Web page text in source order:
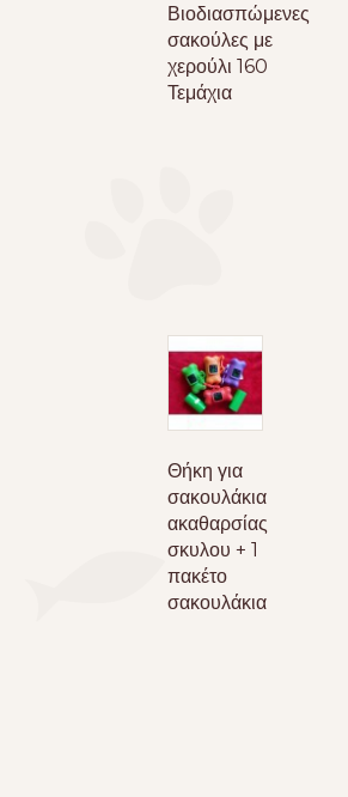
Βιοδιασπώμενες
σακούλες με
χερούλι 160
Τεμάχια
Θήκη για
σακουλάκια
ακαθαρσίας
σκυλου + 1
πακέτο
σακουλάκια